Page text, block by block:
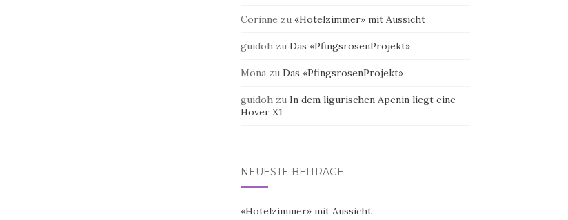
Corinne zu «Hotelzimmer» mit Aussicht
guidohzu Das «PfingsrosenProjekt»
Monazu Das «PfingsrosenProjekt»
guidohzu In dem ligurischen Apenin liegt eine
Hover X1
NEUESTE BEITRÄGE
«Hotelzimmer» mit Aussicht